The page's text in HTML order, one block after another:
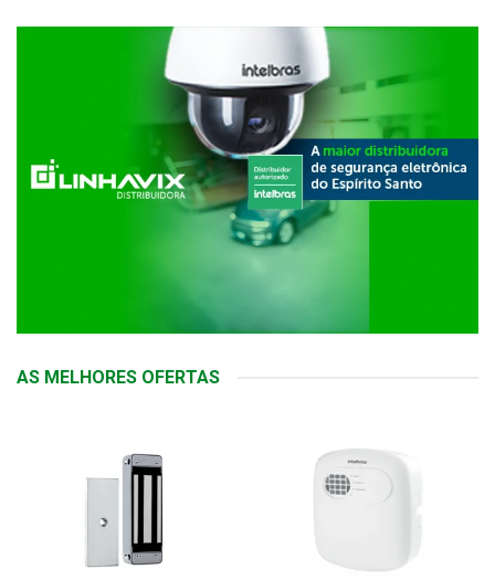
AS MELHORES OFERTAS